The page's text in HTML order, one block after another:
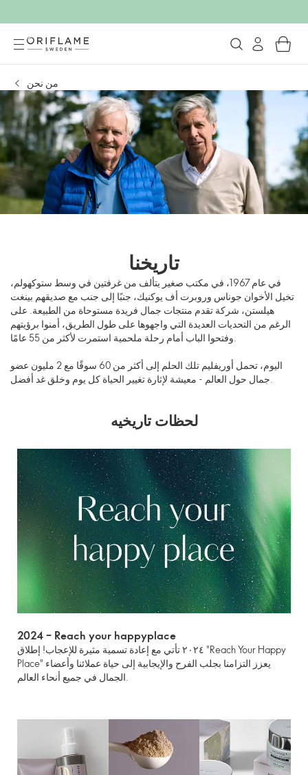
من نحن
تاريخنا
في عام 1967، في مكتب صغير يتألف من غرفتين في وسط ستوكهولم،
تخيل الأخوان جوناس وروبرت أف يوكنيك، جنبًا إلى جنب مع صديقهم بينغت
هيلستن، شركة تقدم منتجات جمال فريدة مستوحاة من الطبيعة. على
الرغم من التحديات العديدة التي واجهوها على طول الطريق، أمنوا برؤيتهم
وفتحوا الباب أمام رحلة ملحمية استمرت لأكثر من 55 عامًا.
اليوم، تحمل أوريفليم تلك الحلم إلى أكثر من 60 سوقًا مع 2 مليون عضو
جمال حول العالم - معيشة لإثارة تغيير الحياة كل يوم وخلق غد أفضل.
لحظات تاريخيه
2024– Reach your happyplace
٢٠٢٤ تأتي مع إعادة تسمية مثيرة للإعجاب! إطلاق "Reach Your Happy
Place" يعزز التزامنا بجلب الفرح والإيجابية إلى حياة عملائنا وأعضاء